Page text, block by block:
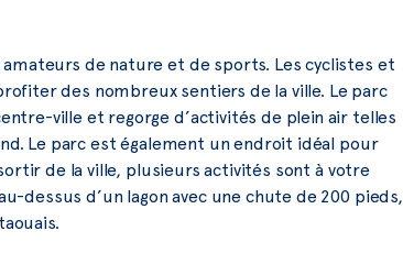
de nature et de sports. Les cyclistes et
des nombreux sentiers de la ville. Le parc
ville et regorge d’activités de plein air telles
Le parc est également un endroit idéal pour
de la ville, plusieurs activités sont à votre
dessus d’un lagon avec une chute de 200 pieds,